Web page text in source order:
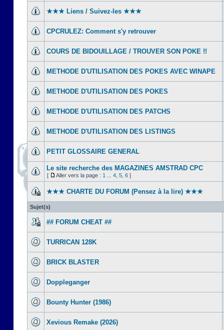
★★★ Liens / Suivez-les ★★★
CPCRULEZ: Comment s'y retrouver‎
COURS DE BIDOUILLAGE / TROUVER SON POKE !!
METHODE D'UTILISATION DES POKES AVEC WINAPE
METHODE D'UTILISATION DES POKES
METHODE D'UTILISATION DES PATCHS
METHODE D'UTILISATION DES LISTINGS
PETIT GLOSSAIRE GENERAL
Le site recherche des MAGAZINES AMSTRAD CPC
[ Aller vers la page : 1 4 5 6 ]
★★★ CHARTE DU FORUM (Pensez à la lire) ★★★
Sujet(s)
## FORUM CHEAT ##
TURRICAN 128K
BRICK BLASTER
Doppleganger
Bounty Hunter (1986)
Xevious Remake (2026)